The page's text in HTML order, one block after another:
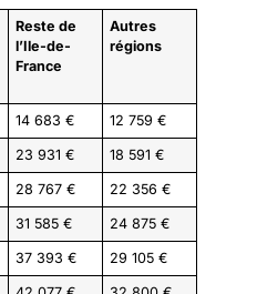
Reste de
l’Ile-de-
France
Autres
régions
14 683 € 12 759 €
23 931 € 18 591 €
28 767 € 22 356 €
31 585 € 24 875 €
37 393 € 29 105 €